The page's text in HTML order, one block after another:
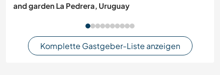
and garden La Pedrera, Uruguay
Komplette Gastgeber-Liste anzeigen